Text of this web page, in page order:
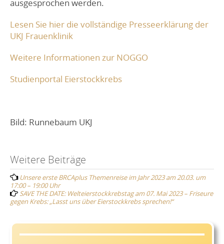
ausgesprochen werden.
Lesen Sie hier die vollständige Presseerklärung der
UKJ Frauenklinik
Weitere Informationen zur NOGGO
Studienportal Eierstockkrebs
Bild: Runnebaum UKJ
Post
navigation
Weitere Beiträge
Unsere erste BRCAplus Themenreise im Jahr 2023 am 20.03. um
17:00 – 19:00 Uhr
SAVE THE DATE: Welteierstockkrebstag am 07. Mai 2023 – Friseure
gegen Krebs: „Lasst uns über Eierstockkrebs sprechen!“